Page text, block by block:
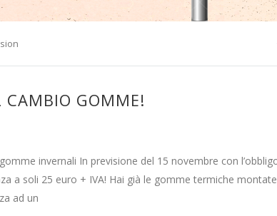
CAMBIO GOMME!
invernali In previsione del 15 novembre con
a soli 25 euro + IVA! Hai già le gomme termiche
ad un